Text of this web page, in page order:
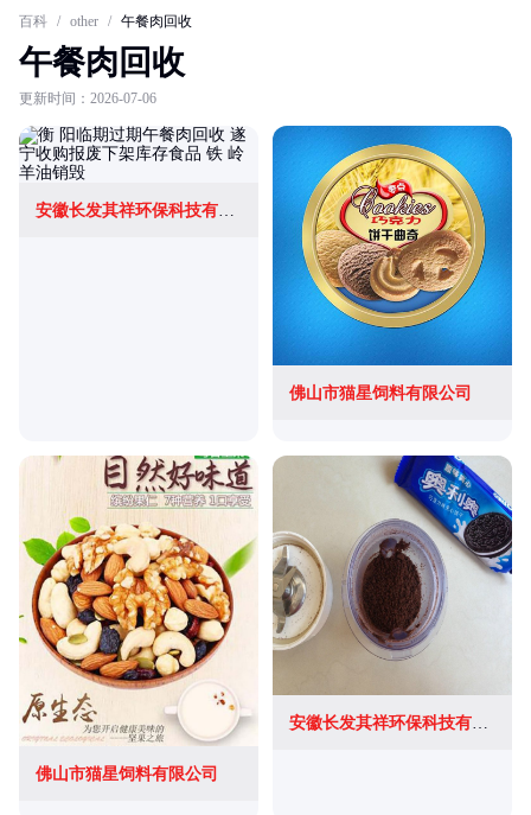
百科 / other / 午餐肉回收
午餐肉回收
更新时间：2026-07-06
安徽长发其祥环保科技有限公司
佛山市猫星饲料有限公司
佛山市猫星饲料有限公司
安徽长发其祥环保科技有限公司